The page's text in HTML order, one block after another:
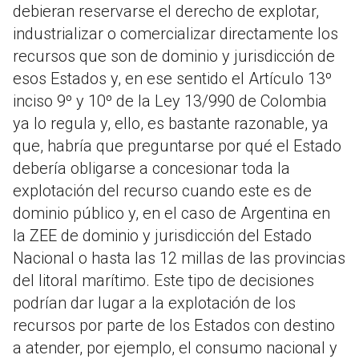
debieran reservarse el derecho de explotar,
industrializar o comercializar directamente los
recursos que son de dominio y jurisdicción de
esos Estados y, en ese sentido el Artículo 13º
inciso 9º y 10º de la Ley 13/990 de Colombia
ya lo regula y, ello, es bastante razonable, ya
que, habría que preguntarse por qué el Estado
debería obligarse a concesionar toda la
explotación del recurso cuando este es de
dominio público y, en el caso de Argentina en
la ZEE de dominio y jurisdicción del Estado
Nacional o hasta las 12 millas de las provincias
del litoral marítimo. Este tipo de decisiones
podrían dar lugar a la explotación de los
recursos por parte de los Estados con destino
a atender, por ejemplo, el consumo nacional y